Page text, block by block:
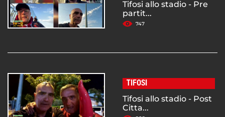
Tifosi allo stadio - Pre
partit...
747
TIFOSI
Tifosi allo stadio - Post
Citta...